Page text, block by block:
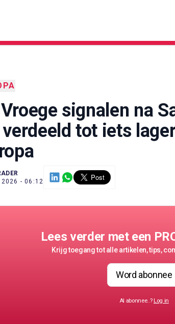
signalen na
tot iets
2026 - 06:12
Lees verder met een
Krijg toegang tot alle artikelen, tips,
Word abonnee
Al abonnee..? Log in